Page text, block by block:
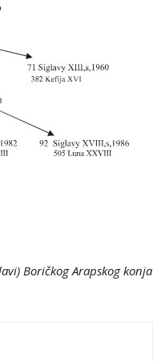
Boričkog Arapskog konja